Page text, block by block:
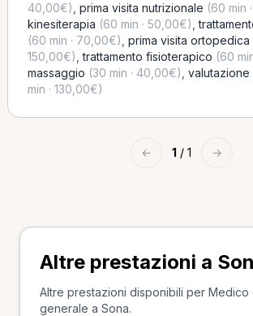
40,00€) prima visita nutrizionale (60 min
kinesiterapia (60 min · 50,00€) ,
(60 min · 70,00€) prima visita ortopedica
150,00€) ,trattamento fisioterapico (60
massaggio (30 min · 40,00€) valutazione
min · 130,00€)
← 1 / 1 →
Altre prestazioni a
Altre prestazioni disponibili per Medico
generale a Sona.